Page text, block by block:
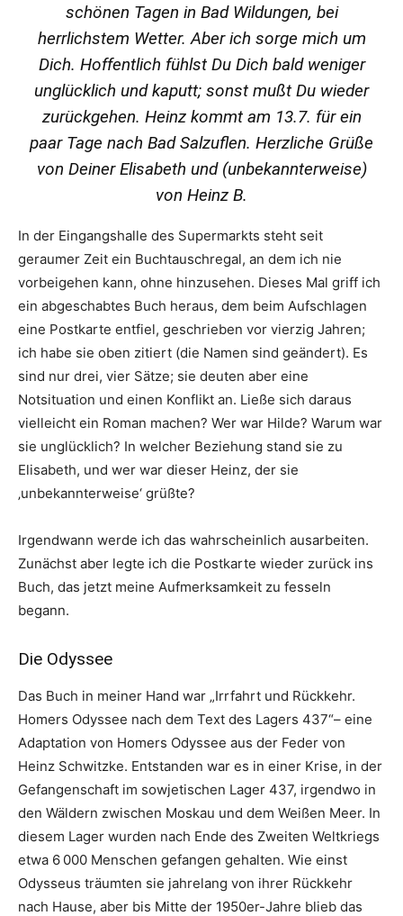
schönen Tagen in Bad Wildungen, bei
herrlichstem Wetter. Aber ich sorge mich um
Dich. Hoffentlich fühlst Du Dich bald weniger
unglücklich und kaputt; sonst mußt Du wieder
zurückgehen. Heinz kommt am 13.7. für ein
paar Tage nach Bad Salzuflen. Herzliche Grüße
von Deiner Elisabeth und (unbekannterweise)
von Heinz B.
In der Eingangshalle des Supermarkts steht seit
geraumer Zeit ein Buchtauschregal, an dem ich nie
vorbeigehen kann, ohne hinzusehen. Dieses Mal griff ich
ein abgeschabtes Buch heraus, dem beim Aufschlagen
eine Postkarte entfiel, geschrieben vor vierzig Jahren;
ich habe sie oben zitiert (die Namen sind geändert). Es
sind nur drei, vier Sätze; sie deuten aber eine
Notsituation und einen Konflikt an. Ließe sich daraus
vielleicht ein Roman machen? Wer war Hilde? Warum war
sie unglücklich? In welcher Beziehung stand sie zu
Elisabeth, und wer war dieser Heinz, der sie
‚unbekannterweise‘ grüßte?
Irgendwann werde ich das wahrscheinlich ausarbeiten.
Zunächst aber legte ich die Postkarte wieder zurück ins
Buch, das jetzt meine Aufmerksamkeit zu fesseln
begann.
Die Odyssee
Das Buch in meiner Hand war „Irrfahrt und Rückkehr.
Homers Odyssee nach dem Text des Lagers 437“– eine
Adaptation von Homers Odyssee aus der Feder von
Heinz Schwitzke. Entstanden war es in einer Krise, in der
Gefangenschaft im sowjetischen Lager 437, irgendwo in
den Wäldern zwischen Moskau und dem Weißen Meer. In
diesem Lager wurden nach Ende des Zweiten Weltkriegs
etwa 6 000 Menschen gefangen gehalten. Wie einst
Odysseus träumten sie jahrelang von ihrer Rückkehr
nach Hause, aber bis Mitte der 1950er-Jahre blieb das